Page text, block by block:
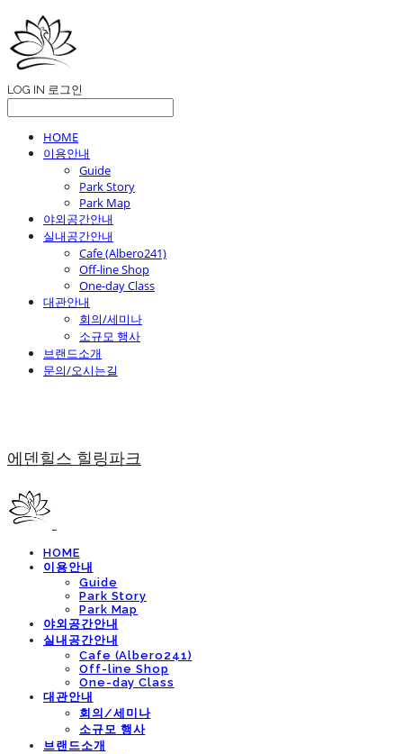
LOG IN 로그인
HOME
이용안내
Guide
Park Story
Park Map
야외공간안내
실내공간안내
Cafe (Albero241)
Off-line Shop
One-day Class
대관안내
회의/세미나
소규모 행사
브랜드소개
문의/오시는길
에덴힐스 힐링파크
HOME
이용안내
Guide
Park Story
Park Map
야외공간안내
실내공간안내
Cafe (Albero241)
Off-line Shop
One-day Class
대관안내
회의/세미나
소규모 행사
브랜드소개